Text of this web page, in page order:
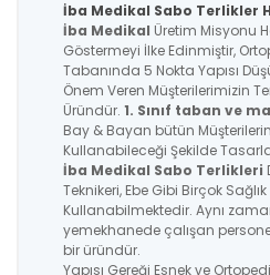
İba Medikal Sabo Terlikler
İba Medikal Üretim Misyonu
Göstermeyi İlke Edinmiştir,
Tabanında 5 Nokta Yapısı
Önem Veren Müşterilerimizin
Üründür. 1. Sınıf taban ve
Bay & Bayan bütün
Kullanabileceği Şekilde
İba Medikal Sabo Terlikleri
Teknikeri, Ebe Gibi Birçok
Kullanabilmektedir. Aynı
yemekhanede çalışan
bir üründür.
Yapısı Gereği Esnek ve